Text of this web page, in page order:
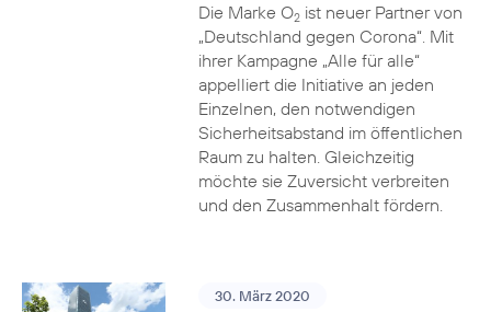
Die Marke O2ist neuer Partner von
„Deutschland gegen Corona“. Mit
ihrer Kampagne „Alle für alle“
appelliert die Initiative an jeden
Einzelnen, den notwendigen
Sicherheitsabstand im öffentlichen
Raum zu halten. Gleichzeitig
möchte sie Zuversicht verbreiten
und den Zusammenhalt fördern.
30. März 2020